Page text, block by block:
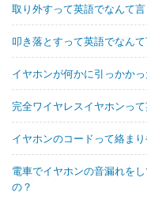
取り外すって英語でなんて言
叩き落とすって英語でなんて
イヤホンが何かに引っかか
完全ワイヤレスイヤホンっ
イヤホンのコードって絡ま
電車でイヤホンの音漏れを
の？